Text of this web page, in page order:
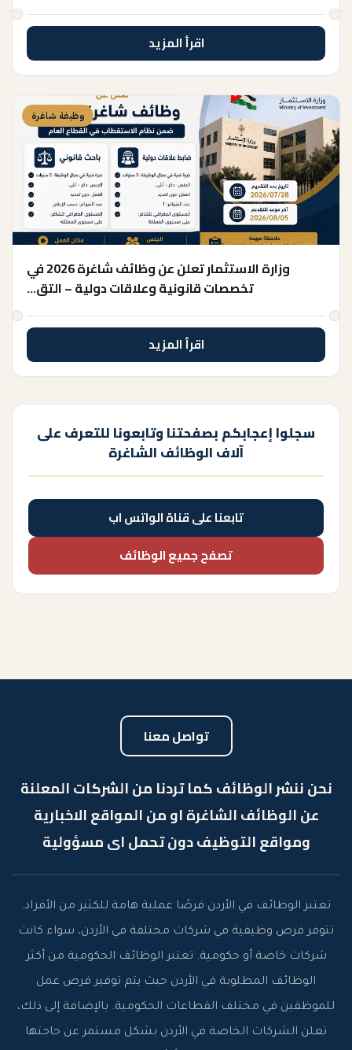
اقرأ المزيد
وظيفة شاغرة
وزارة الاستثمار تعلن عن وظائف شاغرة 2026 في
تخصصات قانونية وعلاقات دولية – التق…
اقرأ المزيد
سجلوا إعجابكم بصفحتنا وتابعونا للتعرف على
آلاف الوظائف الشاغرة
تابعنا على قناة الواتس اب
تصفح جميع الوظائف
تواصل معنا
نحن ننشر الوظائف كما تردنا من الشركات المعلنة
عن الوظائف الشاغرة او من المواقع الاخبارية
ومواقع التوظيف دون تحمل اى مسؤولية
تعتبر الوظائف في الأردن فرصًا عملية هامة للكثير من الأفراد.
تتوفر فرص وظيفية في شركات مختلفة في الأردن، سواء كانت
شركات خاصة أو حكومية. تعتبر الوظائف الحكومية من أكثر
الوظائف المطلوبة في الأردن حيث يتم توفير فرص عمل
للموظفين في مختلف القطاعات الحكومية. بالإضافة إلى ذلك،
تعلن الشركات الخاصة في الأردن بشكل مستمر عن حاجتها